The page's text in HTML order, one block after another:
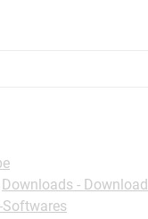
Downloads - Download
Softwares